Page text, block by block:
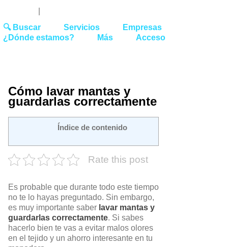
🔍 Buscar Servicios
Empresas
¿Dónde estamos?
Más Acceso
Cómo lavar mantas y
guardarlas correctamente
Índice de contenido
Rate this post
Es probable que durante todo este tiempo
no te lo hayas preguntado. Sin embargo,
es muy importante saber lavar mantas y
guardarlas correctamente. Si sabes
hacerlo bien te vas a evitar malos olores
en el tejido y un ahorro interesante en tu